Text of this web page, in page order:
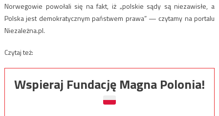
Norwegowie powołali się na fakt, iż „polskie sądy są niezawisłe, a
Polska jest demokratycznym państwem prawa” — czytamy na portalu
Niezależna.pl.
Czytaj też:
Wspieraj Fundację Magna Polonia!